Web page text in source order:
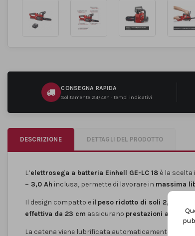
CONSEGNA RAPIDA
Solitamente 24/48h · tempi indicativi
DESCRIZIONE DETTAGLI DEL PRODOTTO
L’elettrosega a batteria Einhell GE-LC 18 è la scelta
– 3,0 Ah inclusa, permette di lavorare in massima
Il design compatto e il peso ridotto di soli 2,97 kg
effettiva da 23 cm assicurano prestazioni
La catena viene lubrificata automaticamente